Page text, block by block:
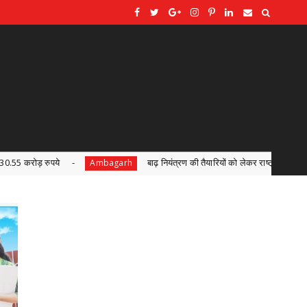
बाढ़ नियंत्रण की तैयारियों को लेकर राष्ट्रीय आपदा प्रबंधन प्राधिकरण द्वारा बाढ़